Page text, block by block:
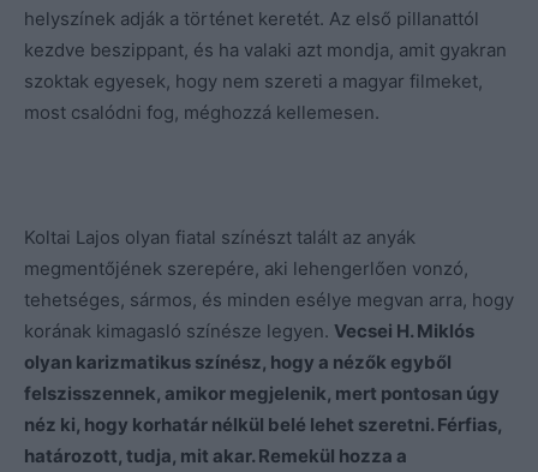
helyszínek adják a történet keretét. Az első pillanattól
kezdve beszippant, és ha valaki azt mondja, amit gyakran
szoktak egyesek, hogy nem szereti a magyar filmeket,
most csalódni fog, méghozzá kellemesen.
Koltai Lajos olyan fiatal színészt talált az anyák
megmentőjének szerepére, aki lehengerlően vonzó,
tehetséges, sármos, és minden esélye megvan arra, hogy
korának kimagasló színésze legyen. Vecsei H. Miklós
olyan karizmatikus színész, hogy a nézők egyből
felszisszennek, amikor megjelenik, mert pontosan úgy
néz ki, hogy korhatár nélkül belé lehet szeretni. Férfias,
határozott, tudja, mit akar. Remekül hozza a